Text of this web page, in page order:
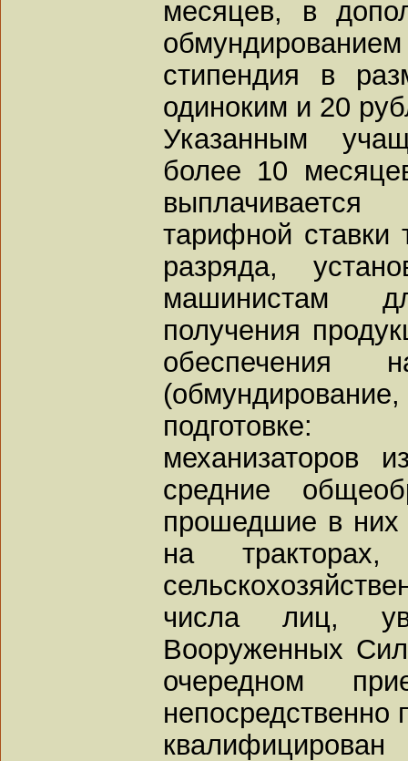
месяцев, в
стипендия в
одиноким и 20
Указанным
более 10
тарифной ставки
разряда,
машинистам
получения
обеспечения
подготовке:
механизаторов
средние
прошедшие в них
на
числа лиц,
Вооруженных
очередном
непосредственно
квалифицирован